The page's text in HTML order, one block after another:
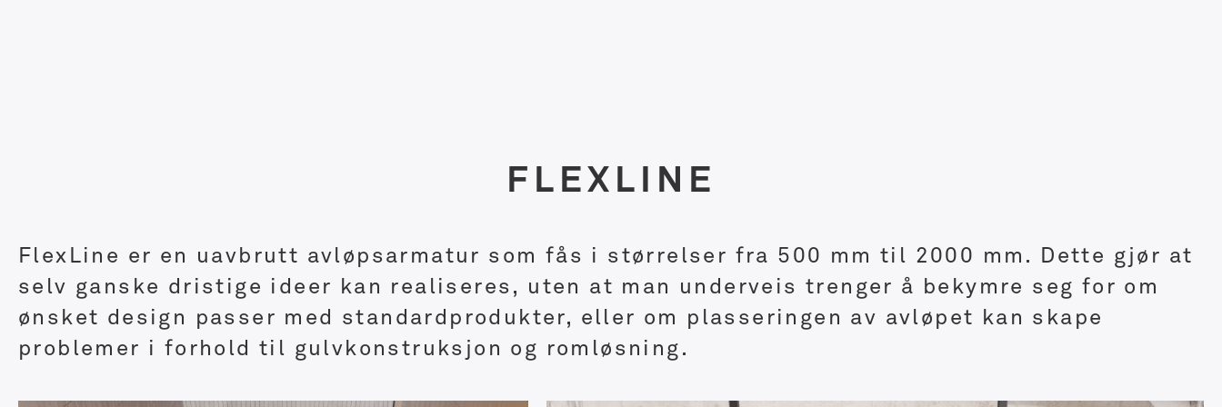
FLEXLINE
FlexLine er en uavbrutt avløpsarmatur som fås i størrelser fra 500 mm til 2000 mm. Dette gjør at
selv ganske dristige ideer kan realiseres, uten at man underveis trenger å bekymre seg for om
ønsket design passer med standardprodukter, eller om plasseringen av avløpet kan skape
problemer i forhold til gulvkonstruksjon og romløsning.